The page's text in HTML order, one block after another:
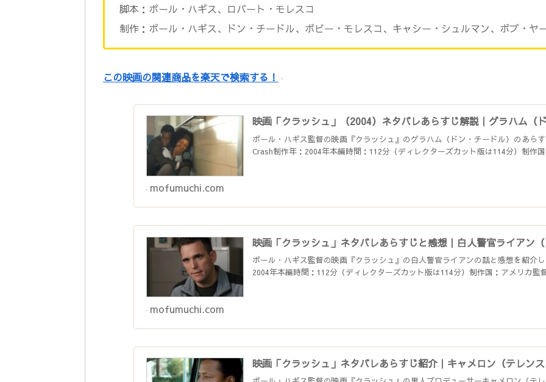
脚本：ポール・ハギス、ロバート・モレスコ
制作：ポール・ハギス、ドン・チードル、ボビー・モレスコ、キャシー・シュルマン、ボブ・ヤ
この映画の関連商品を楽天で検索する！
映画「クラッシュ」（2004）ネタバレあらすじ解説｜グラハム（
ポール・ハギス監督の映画『クラッシュ』のグラハム（ドン・チードル）のあら
Crash制作年：2004年本編時間：112分（ディレクターズカット版は114分）制作
mofumuchi.com
映画「クラッシュ」ネタバレあらすじと感想｜白人警官ライアン
ポール・ハギス監督の映画『クラッシュ』の白人警官ライアンの話と感想を紹介
2004年本編時間：112分（ディレクターズカット版は114分）制作国：アメリカ監
mofumuchi.com
映画「クラッシュ」ネタバレあらすじ紹介｜キャメロン（テレン